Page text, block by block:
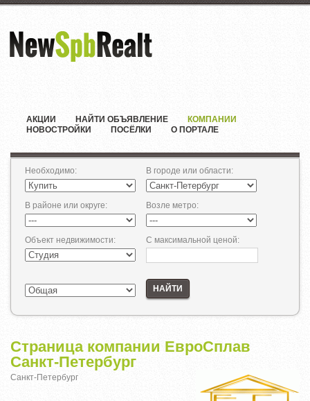
АКЦИИ НАЙТИ ОБЪЯВЛЕНИЕ
КОМПАНИИ
НОВОСТРОЙКИ
ПОСЁЛКИ О ПОРТАЛЕ
Необходимо: В городе или области:
В районе или округе: Возле метро:
Объект недвижимости: С максимальной ценой:
НАЙТИ
Страница компании ЕвроСплав
Санкт-Петербург
Санкт-Петербург